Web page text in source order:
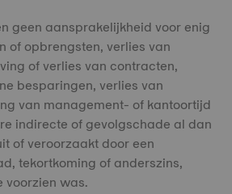
geen aansprakelijkheid voor enig
of opbrengsten, verlies van
of verlies van contracten,
besparingen, verlies van
van management- of kantoortijd
indirecte of gevolgschade al dan
of veroorzaakt door een
tekortkoming of anderszins,
voorzien was.